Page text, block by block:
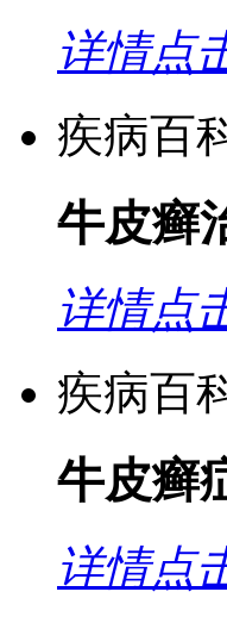
详情点
疾病百
牛皮癣
详情点
疾病百
牛皮癣
详情点